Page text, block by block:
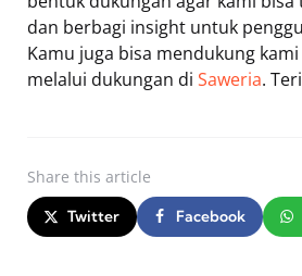
dan berbagi insight untuk
Kamu juga bisa mendukung
melalui dukungan di Saweria.
Share this article
Twitter Facebook